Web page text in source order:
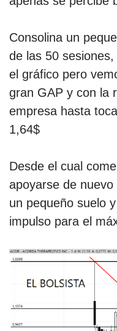
Consolina un
de las 50
el gráfico pero
gran GAP y con la
empresa hasta
1,64$
Desde el cual
apoyarse de
un pequeño suelo
impulso para el